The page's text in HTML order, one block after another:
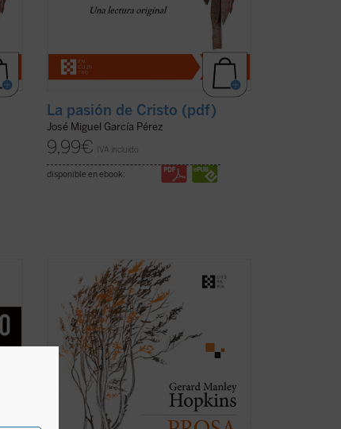
La pasión de Cristo (pdf)
José Miguel García Pérez
9,99€ IVA incluido
disponible en ebook:
Se publica por primera vez en castellano,
de la mano del filólogo, escritor y
traductor Gabriel Insausti la obra
completa en prosa --a excepción de
algún texto menor-- del poeta inglés
Gerard Manley Hopkins (1844-1889).
Ejemplo claro del ...
(ver ficha)